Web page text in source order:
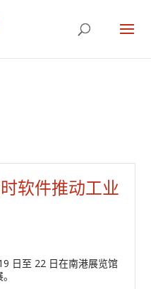
软件推动工业
日至 22 日在南港展览馆